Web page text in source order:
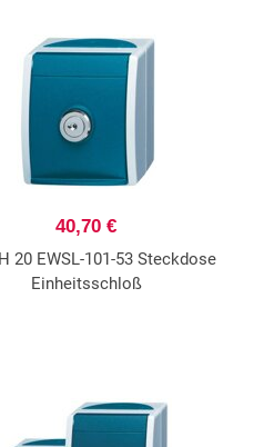
40,70 €
20 EWSL-101-53 Steckdose
Einheitsschloß